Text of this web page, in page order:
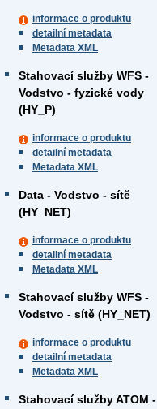
informace o produktu
detailní metadata
Metadata XML
Stahovací služby WFS -
Vodstvo - fyzické vody
(HY_P)
informace o produktu
detailní metadata
Metadata XML
Data - Vodstvo - sítě
(HY_NET)
informace o produktu
detailní metadata
Metadata XML
Stahovací služby WFS -
Vodstvo - sítě (HY_NET)
informace o produktu
detailní metadata
Metadata XML
Stahovací služby ATOM -